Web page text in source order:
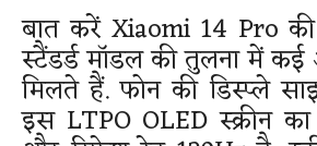
बात करें Xiaomi 14 Pro
स्टैंडर्ड मॉडल की तुलना में
मिलते हैं. फोन की डिस्प्ले
इस LTPO OLED स्क्रीन